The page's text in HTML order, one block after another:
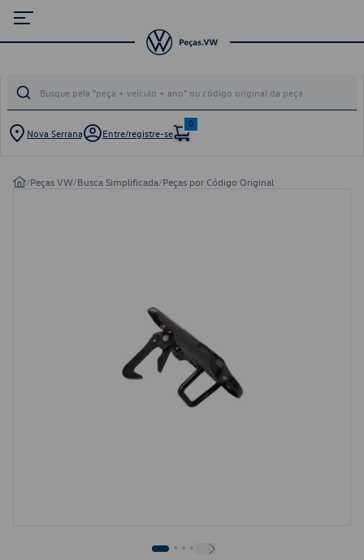
Nova Serrana Entre/registre-se
0
/Peças VW/Busca Simplificada/Peças por Código Original